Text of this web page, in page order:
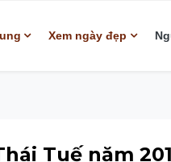
Xem ngày đẹp
Tuế năm